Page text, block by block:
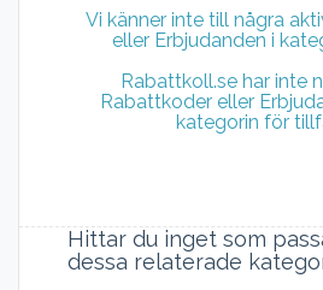
Vi känner inte till några
eller Erbjudanden i
Rabattkoll.se har inte
Rabattkoder eller
kategorin för
Hittar du inget som
dessa relaterade